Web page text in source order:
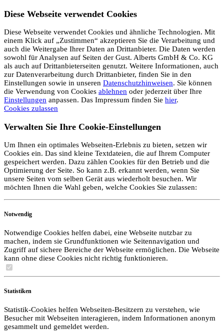
Diese Webseite verwendet Cookies
Diese Webseite verwendet Cookies und ähnliche Technologien. Mit
einem Klick auf „Zustimmen“ akzeptieren Sie die Verarbeitung und
auch die Weitergabe Ihrer Daten an Drittanbieter. Die Daten werden
sowohl für Analysen auf Seiten der Gust. Alberts GmbH & Co. KG
als auch auf Drittanbieterseiten genutzt. Weitere Informationen, auch
zur Datenverarbeitung durch Drittanbieter, finden Sie in den
Einstellungen sowie in unseren Datenschutzhinweisen. Sie können
die Verwendung von Cookies ablehnen oder jederzeit über Ihre
Einstellungen anpassen. Das Impressum finden Sie hier.
Cookies zulassen
Verwalten Sie Ihre Cookie-Einstellungen
Um Ihnen ein optimales Webseiten-Erlebnis zu bieten, setzen wir
Cookies ein. Das sind kleine Textdateien, die auf Ihrem Computer
gespeichert werden. Dazu zählen Cookies für den Betrieb und die
Optimierung der Seite. So kann z.B. erkannt werden, wenn Sie
unsere Seiten vom selben Gerät aus wiederholt besuchen. Wir
möchten Ihnen die Wahl geben, welche Cookies Sie zulassen:
Notwendig
Notwendige Cookies helfen dabei, eine Webseite nutzbar zu
machen, indem sie Grundfunktionen wie Seitennavigation und
Zugriff auf sichere Bereiche der Webseite ermöglichen. Die Webseite
kann ohne diese Cookies nicht richtig funktionieren.
Statistiken
Statistik-Cookies helfen Webseiten-Besitzern zu verstehen, wie
Besucher mit Webseiten interagieren, indem Informationen anonym
gesammelt und gemeldet werden.